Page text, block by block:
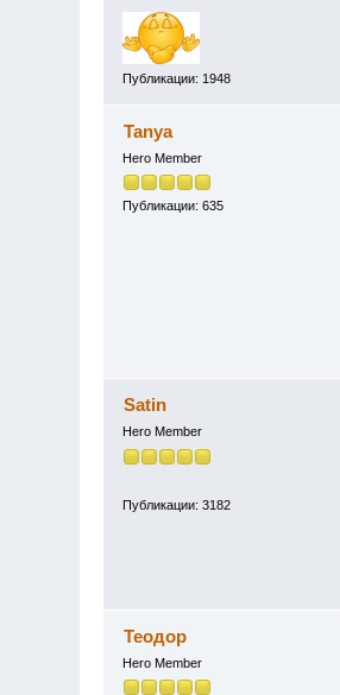
Публикации: 1948
Tanya
Hero Member
Публикации: 635
Satin
Hero Member
Публикации: 3182
Теодор
Hero Member